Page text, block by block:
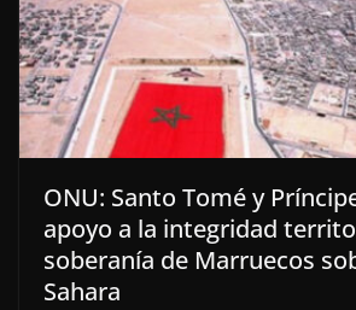
ONU: Santo Tomé y
apoyo a la integridad
soberanía de Marruecos
Sahara